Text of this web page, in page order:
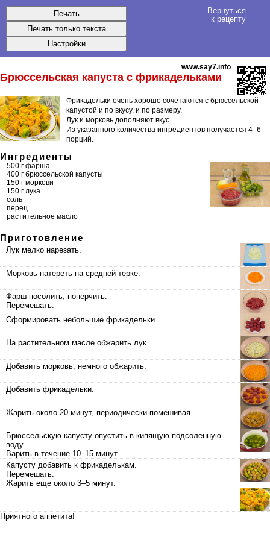
Вернуться
к рецепту
www.say7.info
Брюссельская капуста с фрикадельками
Фрикадельки очень хорошо сочетаются с брюссельской
капустой и по вкусу, и по размеру.
Лук и морковь дополняют вкус.
Из указанного количества ингредиентов получается 4–6
порций.
Ингредиенты
500 г фарша
400 г брюссельской капусты
150 г моркови
150 г лука
соль
перец
растительное масло
Приготовление
Лук мелко нарезать.
Морковь натереть на средней терке.
Фарш посолить, поперчить.
Перемешать.
Сформировать небольшие фрикадельки.
На растительном масле обжарить лук.
Добавить морковь, немного обжарить.
Добавить фрикадельки.
Жарить около 20 минут, периодически помешивая.
Брюссельскую капусту опустить в кипящую подсоленную
воду.
Варить в течение 10–15 минут.
Капусту добавить к фрикаделькам.
Перемешать.
Жарить еще около 3–5 минут.
Приятного аппетита!